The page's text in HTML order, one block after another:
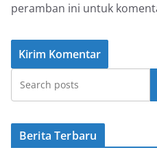
peramban ini untuk
Berita Terbaru